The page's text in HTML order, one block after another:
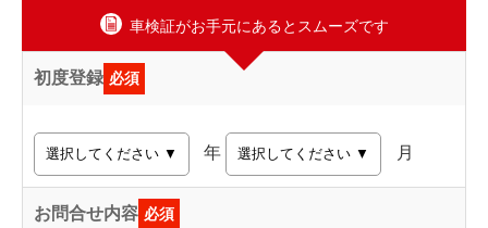
車検証がお手元にあるとスムーズです
初度登録 必須
年 月
お問合せ内容 必須